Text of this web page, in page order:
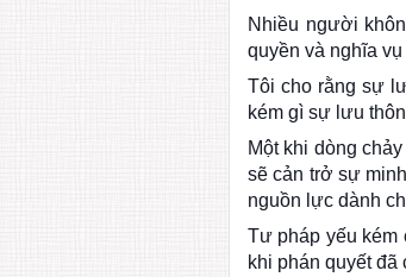
Nhiều người
quyền và nghĩa vụ
Tôi cho rằng sự
kém gì sự lưu
Một khi dòng
sẽ cản trở sự
nguồn lực dành
Tư pháp yếu kém
khi phán quyết